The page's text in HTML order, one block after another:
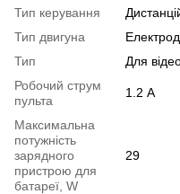
Тип керування
Тип двигуна
Тип
Для
Робочий струм
пульта
1.2 А
Максимальна
потужність
зарядного
пристрою для
батареї, W
29